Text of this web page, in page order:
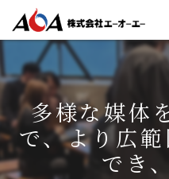
多様な媒体
で、より広
でき